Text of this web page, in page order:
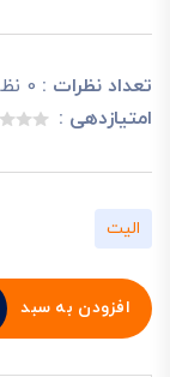
تعداد نظرات : 0 نظر
امتیازدهی :
الیت
افزودن به سبد